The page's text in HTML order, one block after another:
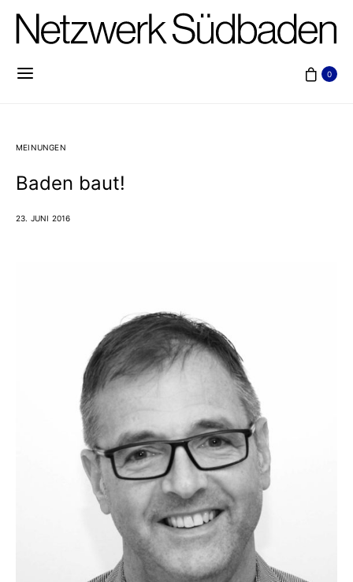
0
MEINUNGEN
Baden baut!
23. JUNI 2016